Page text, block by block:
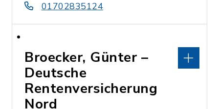
01702835124
Broecker, Günter –
Deutsche
Rentenversicherung
Nord